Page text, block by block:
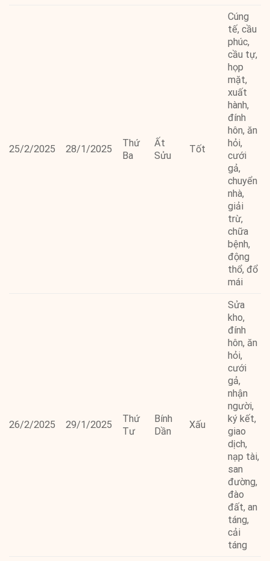
25/2/2025 28/1/2025
Thứ
Ba
Ất
Sửu
Tốt
Cúng
tế, cầu
phúc,
cầu tự,
họp
mặt,
xuất
hành,
đính
hôn, ăn
hỏi,
cưới
gả,
chuyển
nhà,
giải
trừ,
chữa
bệnh,
động
thổ, đổ
mái
26/2/2025 29/1/2025
Thứ
Tư
Bính
Dần
Xấu
Sửa
kho,
đính
hôn, ăn
hỏi,
cưới
gả,
nhận
người,
ký kết,
giao
dịch,
nạp tài,
san
đường,
đào
đất, an
táng,
cải
táng